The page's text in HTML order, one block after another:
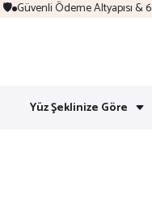
Güvenli Ödeme Altyapısı & 6
Yüz Şeklinize Göre